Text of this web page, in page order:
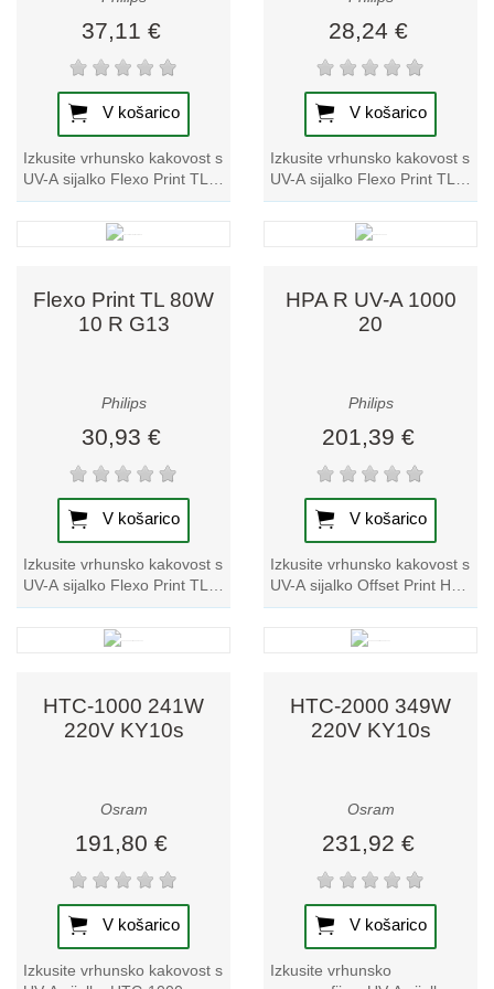
izboljšajte kakovost svojih tiskanih in grafičnih del!
37,11 €
V košarico
Izkusite vrhunsko kakovost s
UV-A sijalko Flexo Print TL
140W 03 G13, ki izstopa v
naši ponudbi reprografskih
28,24 €
V košarico
Izkusite vrhunsko kakovost s
UV-A sijalko Flexo Print TL
60W 10 R G13. Ta
reprografska sijalka ponuja
neprimerljivo...
Flexo Print TL 80W
10 R G13
Philips
30,93 €
V košarico
Izkusite vrhunsko kakovost s
UV-A sijalko Flexo Print TL
80W 10 R G13. Ta
reprografska sijalka ponuja
neprimerljivo...
HPA R UV-A 1000
20
Philips
201,39 €
V košarico
Izkusite vrhunsko kakovost s
UV-A sijalko Offset Print HPA
R UV-A 1000 20, ki izstopa v
naši ponudbi reprografskih...
HTC-1000 241W
220V KY10s
Osram
191,80 €
V košarico
Izkusite vrhunsko kakovost s
HTC-2000 349W
220V KY10s
Osram
231,92 €
V košarico
Izkusite vrhunsko